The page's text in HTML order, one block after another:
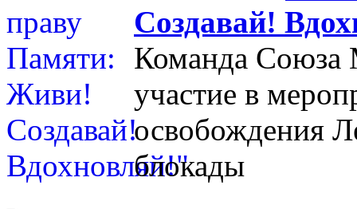
Создавай!
Команда Союза
участие в
освобождения
блокады